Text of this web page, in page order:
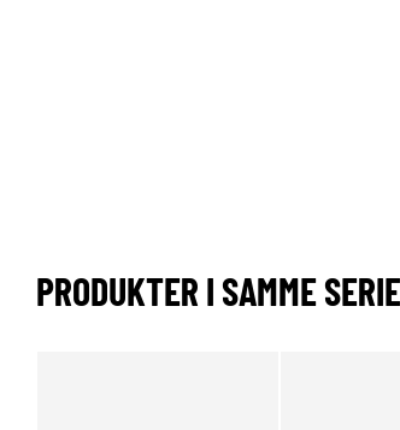
PRODUKTER I SAMME SERIE